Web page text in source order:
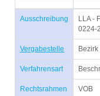
Ausschreibung
LLA -
0224-
Vergabestelle
Verfahrensart
Rechtsrahmen VOB